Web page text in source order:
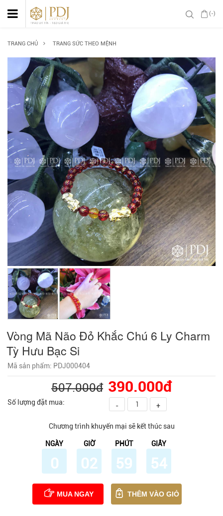
(-)
TRANG CHỦ TRANG SỨC THEO MỆNH
Vòng Mã Não Đỏ Khắc Chú 6 Ly Charm
Tỳ Hưu Bạc Si
Mã sản phẩm: PDJ000404
507.000đ 390.000đ
Số lượng đặt mua: - +
Chương trình khuyến mại sẽ kết thúc sau
NGÀY
0
GIỜ
02
PHÚT
59
GIÂY
53
MUA NGAY THÊM VÀO GIỎ